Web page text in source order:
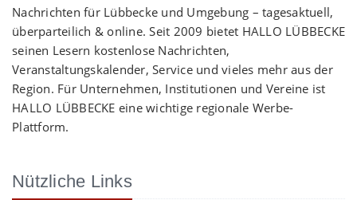
Nachrichten für Lübbecke und Umgebung – tagesaktuell,
überparteilich & online. Seit 2009 bietet HALLO LÜBBECKE
seinen Lesern kostenlose Nachrichten,
Veranstaltungskalender, Service und vieles mehr aus der
Region. Für Unternehmen, Institutionen und Vereine ist
HALLO LÜBBECKE eine wichtige regionale Werbe-
Plattform.
Nützliche Links